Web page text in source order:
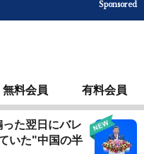
Sponsored
無料会員 有料会員
た翌日にバレ
いた"中国の半